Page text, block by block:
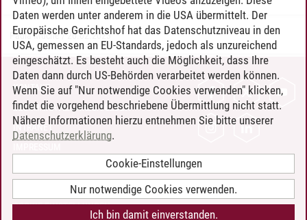
Paula Muche/20.02.2023
KONTAKT
LEUPHANA ALS ARBEITGEBER
INTRANET
BARRIEREFREIHEIT
COOKIE-EINSTELLUNGEN
Daten werden unter anderem in die USA übermittelt. Der
Europäische Gerichtshof hat das Datenschutzniveau in den
USA, gemessen an EU-Standards, jedoch als unzureichend
eingeschätzt. Es besteht auch die Möglichkeit, dass Ihre
Daten dann durch US-Behörden verarbeitet werden können.
Wenn Sie auf "Nur notwendige Cookies verwenden" klicken,
findet die vorgehend beschriebene Übermittlung nicht statt.
Nähere Informationen hierzu entnehmen Sie bitte unserer
Datenschutzerklärung.
Cookie-Einstellungen
Nur notwendige Cookies verwenden.
Ich bin damit einverstanden.